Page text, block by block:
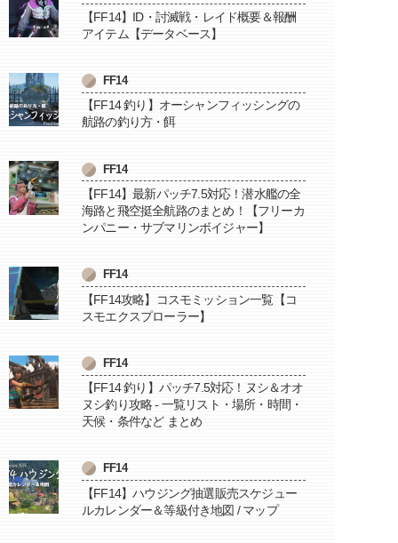
【FF14】ID・討滅戦・レイド概要＆報酬
アイテム【データベース】
FF14
【FF14 釣り】オーシャンフィッシングの
航路の釣り方・餌
FF14
【FF14】最新パッチ7.5対応！潜水艦の全
海路と飛空挺全航路のまとめ！【フリーカ
ンパニー・サブマリンボイジャー】
FF14
【FF14攻略】コスモミッション一覧【コ
スモエクスプローラー】
FF14
【FF14 釣り】パッチ7.5対応！ヌシ＆オオ
ヌシ釣り攻略 - 一覧リスト・場所・時間・
天候・条件など まとめ
FF14
【FF14】ハウジング抽選販売スケジュー
ルカレンダー＆等級付き地図 / マップ